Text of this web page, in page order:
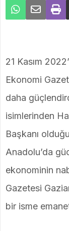
21 Kasım
Ekonomi
daha
isimlerinden
Başkanı
Anadolu’da
ekonominin
Gazetesi
bir isme